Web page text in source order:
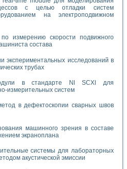
с целью отладки систем
на электроподвижном
измерению скорости подвижного
состава
экспериментальных исследований в
трубах
в стандарте Nl SCXI для
измерительных систем
в дефектоскопии сварных швов
машинного зрения в составе
экраноплана
системы для лабораторных
акустической эмиссии